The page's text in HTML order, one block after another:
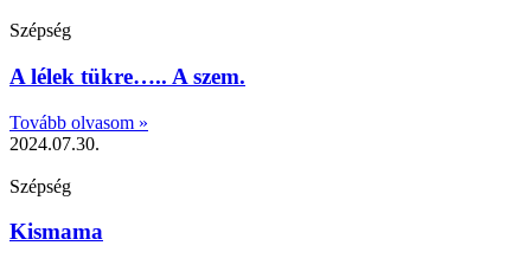
Szépség
A lélek tükre….. A szem.
Tovább olvasom »
2024.07.30.
Szépség
Kismama